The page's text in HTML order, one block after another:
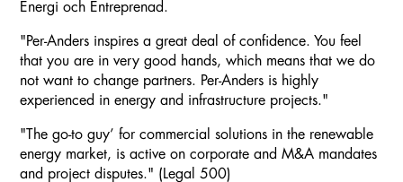
Energi och Entreprenad.
"Per-Anders inspires a great deal of confidence. You feel
that you are in very good hands, which means that we do
not want to change partners. Per-Anders is highly
experienced in energy and infrastructure projects."
"The go-to guy’ for commercial solutions in the renewable
energy market, is active on corporate and M&A mandates
and project disputes." (Legal 500)